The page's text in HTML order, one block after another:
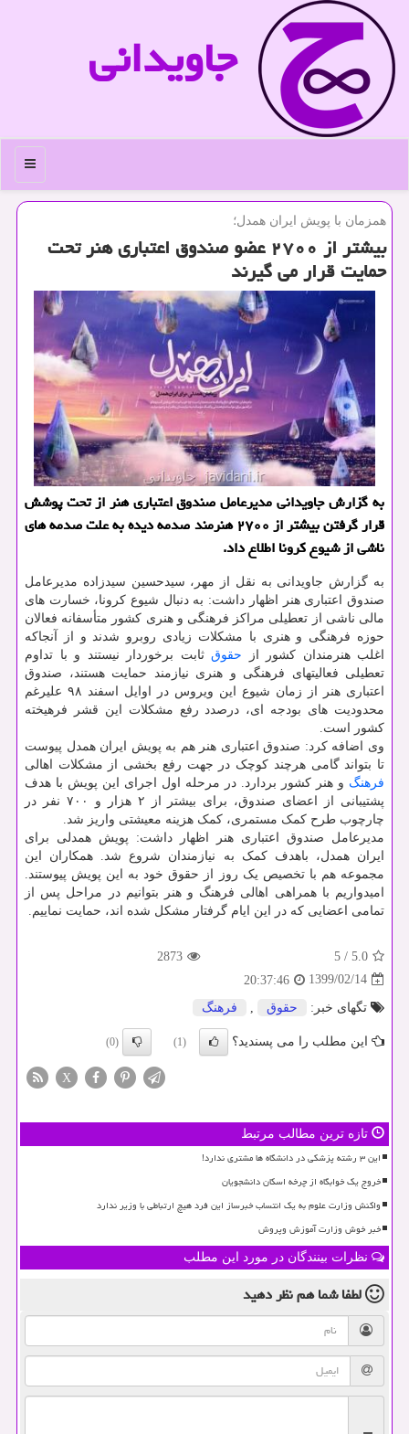
جاویدانی
منو
همزمان با پویش ایران همدل؛
بیشتر از ۲۷۰۰ عضو صندوق اعتباری هنر تحت
حمایت قرار می گیرند
به گزارش جاویدانی مدیرعامل صندوق اعتباری هنر از تحت پوشش
قرار گرفتن بیشتر از ۲۷۰۰ هنرمند صدمه دیده به علت صدمه های
ناشی از شیوع كرونا اطلاع داد.
به گزارش جاویدانی به نقل از مهر، سیدحسین سیدزاده مدیرعامل
صندوق اعتباری هنر اظهار داشت: به دنبال شیوع کرونا، خسارت های
مالی ناشی از تعطیلی مراکز فرهنگی و هنری کشور متأسفانه فعالان
حوزه فرهنگی و هنری با مشکلات زیادی روبرو شدند و از آنجاکه
اغلب هنرمندان کشور از حقوق ثابت برخوردار نیستند و با تداوم
تعطیلی فعالیتهای فرهنگی و هنری نیازمند حمایت هستند، صندوق
اعتباری هنر از زمان شیوع این ویروس در اوایل اسفند ۹۸ علیرغم
محدودیت های بودجه ای، درصدد رفع مشکلات این قشر فرهیخته
کشور است.
وی اضافه کرد: صندوق اعتباری هنر هم به پویش ایران همدل پیوست
تا بتواند گامی هرچند کوچک در جهت رفع بخشی از مشکلات اهالی
فرهنگ و هنر کشور بردارد. در مرحله اول اجرای این پویش با هدف
پشتیبانی از اعضای صندوق، برای بیشتر از ۲ هزار و ۷۰۰ نفر در
چارچوب طرح کمک مستمری، کمک هزینه معیشتی واریز شد.
مدیرعامل صندوق اعتباری هنر اظهار داشت: پویش همدلی برای
ایران همدل، باهدف کمک به نیازمندان شروع شد. همکاران این
مجموعه هم با تخصیص یک روز از حقوق خود به این پویش پیوستند.
امیدواریم با همراهی اهالی فرهنگ و هنر بتوانیم در مراحل پس از
تمامی اعضایی که در این ایام گرفتار مشکل شده اند، حمایت نماییم.
5.0
/
5
2873
1399/02/14
20:37:46
تگهای خبر:
حقوق فرهنگ
این مطلب را می پسندید؟ (1)
(0)
X
تازه ترین مطالب مرتبط
این ۳ رشته پزشکی در دانشگاه ها مشتری ندارد!
خروج یک خوابگاه از چرخه اسکان دانشجویان
واکنش وزارت علوم به یک انتساب خبرساز این فرد هیچ ارتباطی با وزیر ندارد
خبر خوش وزارت آموزش وپروش
نظرات بینندگان در مورد این مطلب
لطفا شما همنظر دهید